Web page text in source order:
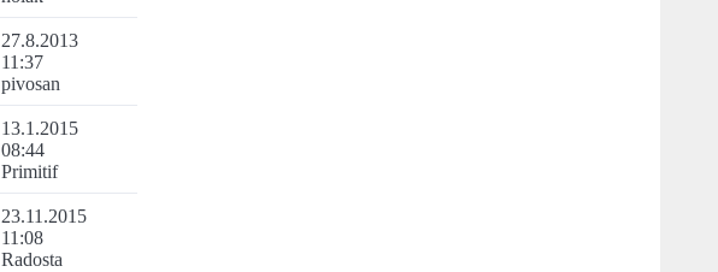
27.8.2013
11:37
pivosan
13.1.2015
08:44
Primitif
23.11.2015
11:08
Radosta